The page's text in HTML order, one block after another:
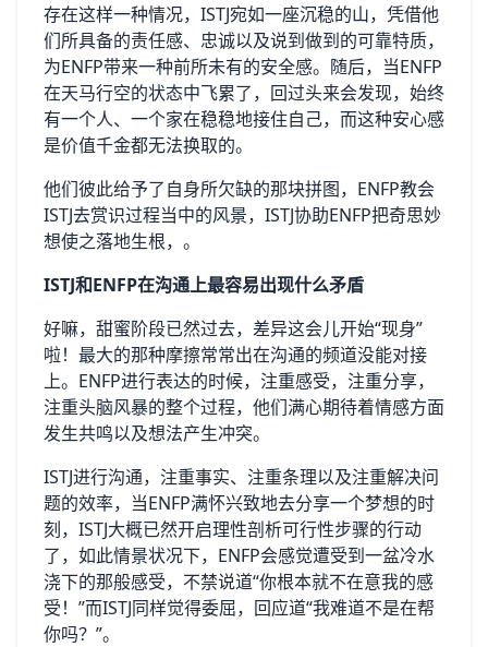
存在这样一种情况，ISTJ宛如一座沉稳的山，凭借他
们所具备的责任感、忠诚以及说到做到的可靠特质，
为ENFP带来一种前所未有的安全感。随后，当ENFP
在天马行空的状态中飞累了，回过头来会发现，始终
有一个人、一个家在稳稳地接住自己，而这种安心感
是价值千金都无法换取的。
他们彼此给予了自身所欠缺的那块拼图，ENFP教会
ISTJ去赏识过程当中的风景，ISTJ协助ENFP把奇思妙
想使之落地生根，。
ISTJ和ENFP在沟通上最容易出现什么矛盾
好嘛，甜蜜阶段已然过去，差异这会儿开始“现身”
啦！最大的那种摩擦常常出在沟通的频道没能对接
上。ENFP进行表达的时候，注重感受，注重分享，
注重头脑风暴的整个过程，他们满心期待着情感方面
发生共鸣以及想法产生冲突。
ISTJ进行沟通，注重事实、注重条理以及注重解决问
题的效率，当ENFP满怀兴致地去分享一个梦想的时
刻，ISTJ大概已然开启理性剖析可行性步骤的行动
了，如此情景状况下，ENFP会感觉遭受到一盆冷水
浇下的那般感受，不禁说道“你根本就不在意我的感
受！”而ISTJ同样觉得委屈，回应道“我难道不是在帮
你吗？”。